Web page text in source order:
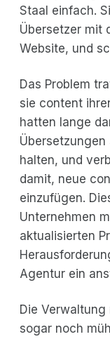
Staal einfach.
Übersetzer mit
Website, und
Das Problem
sie content
hatten lange
halten, und
damit, neue
einzufügen.
Unternehmen
aktualisierten
Agentur ein
Die
sogar noch